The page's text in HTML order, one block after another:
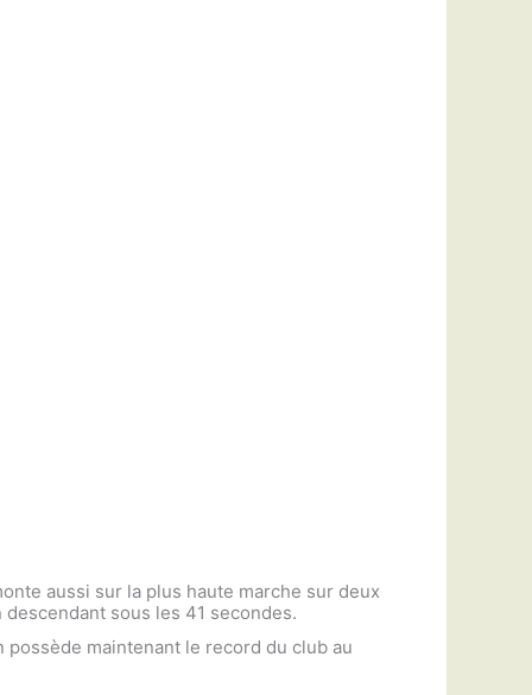
aussi sur la plus haute marche sur deux
sous les 41 secondes.
possède maintenant le record du club au